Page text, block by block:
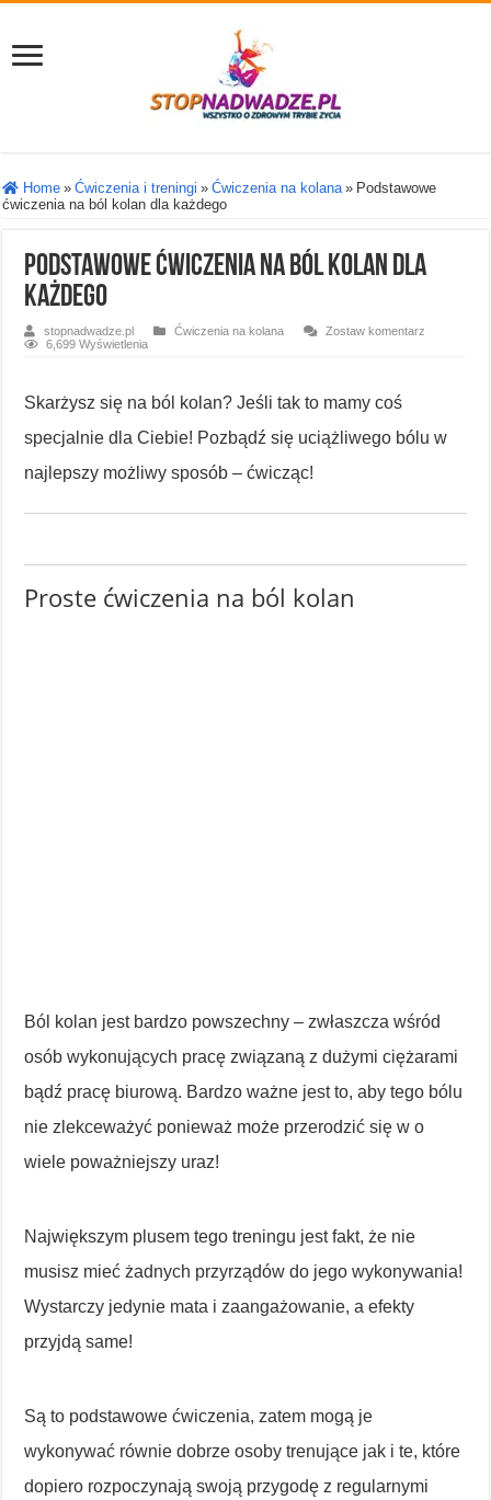
Home » Ćwiczenia i treningi » Ćwiczenia na kolana » Podstawowe
ćwiczenia na ból kolan dla każdego
Podstawowe ćwiczenia na ból kolan dla
każdego
stopnadwadze.pl Ćwiczenia na kolana
Zostaw komentarz
6,699 Wyświetlenia
Skarżysz się na ból kolan? Jeśli tak to mamy coś
specjalnie dla Ciebie! Pozbądź się uciążliwego bólu w
najlepszy możliwy sposób – ćwicząc!
Proste ćwiczenia na ból kolan
Ból kolan jest bardzo powszechny – zwłaszcza wśród
osób wykonujących pracę związaną z dużymi ciężarami
bądź pracę biurową. Bardzo ważne jest to, aby tego bólu
nie zlekceważyć ponieważ może przerodzić się w o
wiele poważniejszy uraz!
Największym plusem tego treningu jest fakt, że nie
musisz mieć żadnych przyrządów do jego wykonywania!
Wystarczy jedynie mata i zaangażowanie, a efekty
przyjdą same!
Są to podstawowe ćwiczenia, zatem mogą je
wykonywać równie dobrze osoby trenujące jak i te, które
dopiero rozpoczynają swoją przygodę z regularnymi